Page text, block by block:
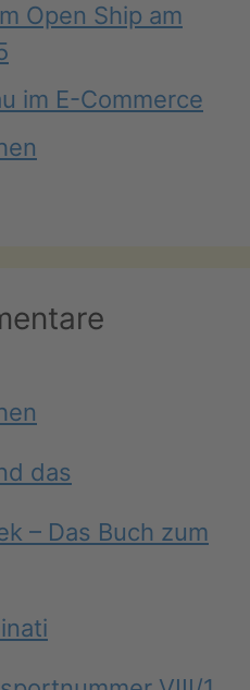
Open Ship am
im E-Commerce
das
– Das Buch zum